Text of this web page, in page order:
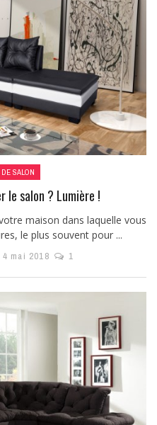
SALON
le salon ? Lumière !
maison dans laquelle vous
le plus souvent pour ...
4 mai 2018 1